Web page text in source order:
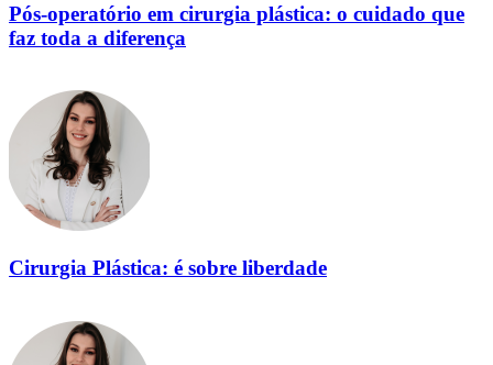
Pós-operatório em cirurgia plástica: o cuidado que
faz toda a diferença
Cirurgia Plástica: é sobre liberdade